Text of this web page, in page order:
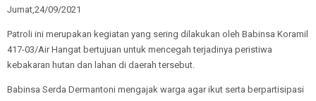
Jumat,24/09/2021
Patroli ini merupakan kegiatan yang sering dilakukan oleh Babinsa Koramil
417-03/Air Hangat bertujuan untuk mencegah terjadinya peristiwa
kebakaran hutan dan lahan di daerah tersebut.
Babinsa Serda Dermantoni mengajak warga agar ikut serta berpartisipasi